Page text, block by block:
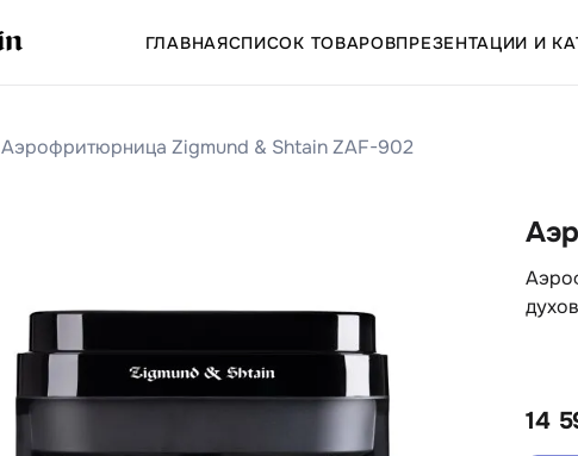
ГЛАВНАЯСПИСОК ТОВАРОВПРЕЗЕНТАЦИИ И
Аэрофритюрница Zigmund & Shtain ZAF-902
14